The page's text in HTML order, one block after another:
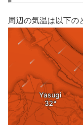
周辺の気温は以下の